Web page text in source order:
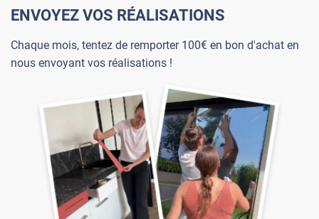
ENVOYEZ VOS RÉALISATIONS
Chaque mois, tentez de remporter 100€ en bon d'achat en
nous envoyant vos réalisations !